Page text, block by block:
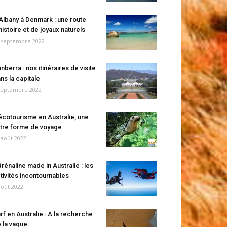
à Denmark : une route
et de joyaux naturels
2022
: nos itinéraires de visite
la capitale
2022
en Australie, une
forme de voyage
2022
made in Australie : les
incontournables
2022
en Australie : A la recherche
la vague...